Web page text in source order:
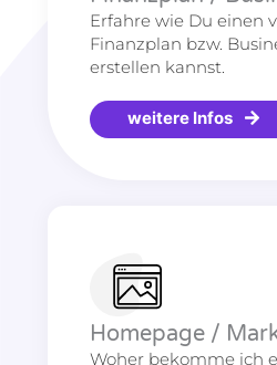
Erfahre wie Du einen
Finanzplan bzw.
erstellen kannst.
weitere Infos
Homepage /
Woher bekomme ich